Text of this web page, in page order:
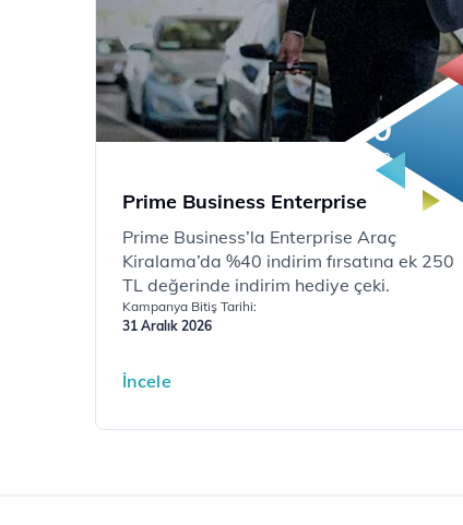
Prime Business Enterprise
Prime Business’la Enterprise Araç
Kiralama’da %40 indirim fırsatına ek 250
TL değerinde indirim hediye çeki.
Kampanya Bitiş Tarihi:
31 Aralık 2026
İncele
40
indirim